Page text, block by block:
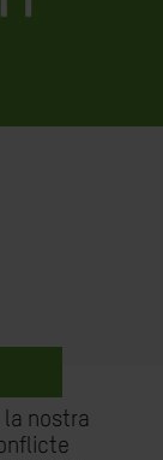
la nostra